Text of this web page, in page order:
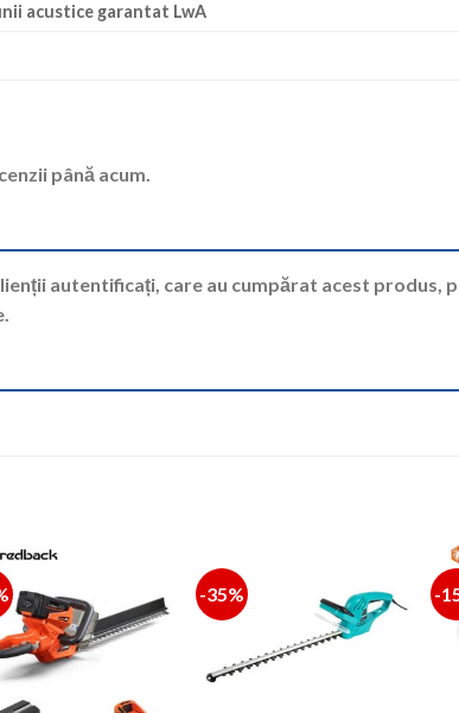
acustice garantat LwA
până acum.
autentificați, care au cumpărat acest produs,
-35% -